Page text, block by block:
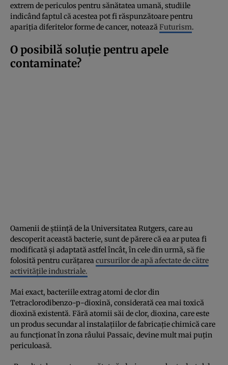
extrem de periculos pentru sănătatea umană, studiile
indicând faptul că acestea pot fi răspunzătoare pentru
apariția diferitelor forme de cancer, noteazăFuturism.
O posibilă soluție pentru apele
contaminate?
Oamenii de știință de la Universitatea Rutgers, care au
descoperit această bacterie, sunt de părere că ea ar putea fi
modificată și adaptată astfel încât, în cele din urmă, să fie
folosită pentru curățarea cursurilor de apă afectate de către
activitățile industriale.
Mai exact, bacteriile extrag atomi de clor din
Tetraclorodibenzo-p-dioxină, considerată cea mai toxică
dioxină existentă. Fără atomii săi de clor, dioxina, care este
un produs secundar al instalațiilor de fabricație chimică care
au funcționat în zona râului Passaic, devine mult mai puțin
periculoasă.